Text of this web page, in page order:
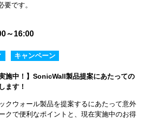
要です。
～16:00
キャンペーン
施中！】SonicWall製品提案にあたっての
ます！
クウォール製品を提案するにあたって意外
クで便利なポイントと、現在実施中のお得